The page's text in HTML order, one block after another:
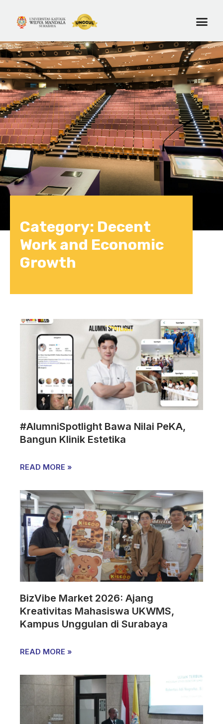
Category: Decent
Work and Economic
Growth
#AlumniSpotlight Bawa Nilai PeKA,
Bangun Klinik Estetika
READ MORE »
BizVibe Market 2026: Ajang
Kreativitas Mahasiswa UKWMS,
Kampus Unggulan di Surabaya
READ MORE »